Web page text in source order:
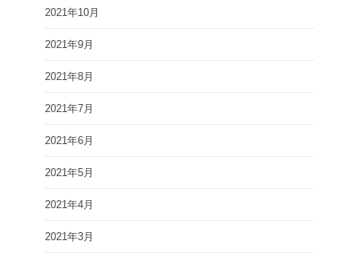
2021年10月
2021年9月
2021年8月
2021年7月
2021年6月
2021年5月
2021年4月
2021年3月